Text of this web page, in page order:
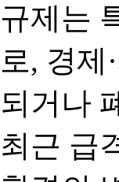
규제는
로, 경제
되거나
최근 급